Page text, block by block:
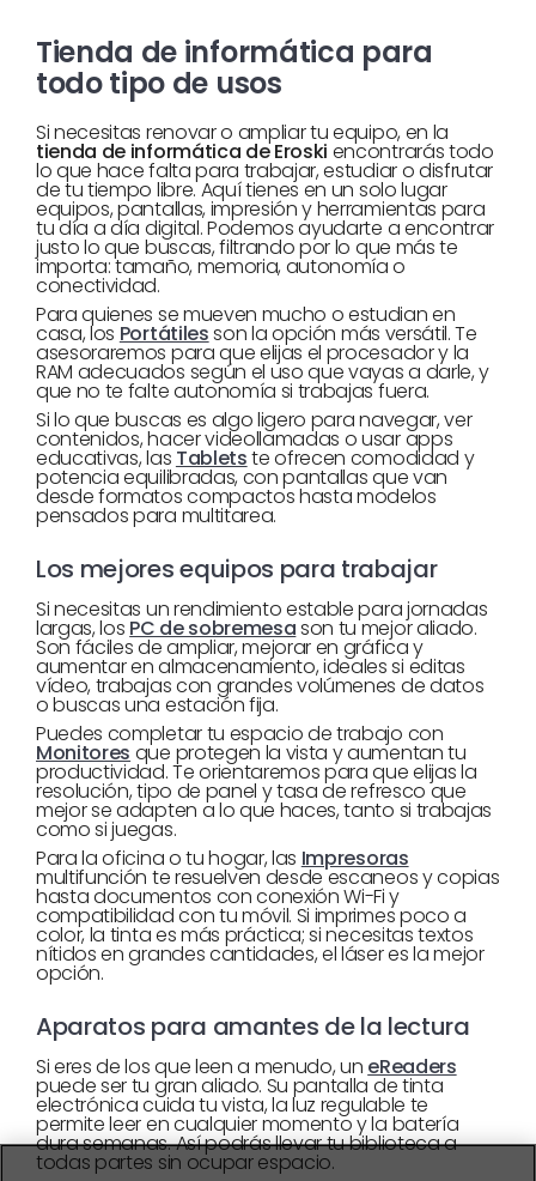
Tienda de informática para
todo tipo de usos
Si necesitas renovar o ampliar tu equipo, en la
tienda de informática de Eroski encontrarás todo
lo que hace falta para trabajar, estudiar o disfrutar
de tu tiempo libre. Aquí tienes en un solo lugar
equipos, pantallas, impresión y herramientas para
tu día a día digital. Podemos ayudarte a encontrar
justo lo que buscas, filtrando por lo que más te
importa: tamaño, memoria, autonomía o
conectividad.
Para quienes se mueven mucho o estudian en
casa, los Portátilesson la opción más versátil. Te
asesoraremos para que elijas el procesador y la
RAM adecuados según el uso que vayas a darle, y
que no te falte autonomía si trabajas fuera.
Si lo que buscas es algo ligero para navegar, ver
contenidos, hacer videollamadas o usar apps
educativas, las Tabletste ofrecen comodidad y
potencia equilibradas, con pantallas que van
desde formatos compactos hasta modelos
pensados para multitarea.
Los mejores equipos para trabajar
Si necesitas un rendimiento estable para jornadas
largas, los PC de sobremesason tu mejor aliado.
Son fáciles de ampliar, mejorar en gráfica y
aumentar en almacenamiento, ideales si editas
vídeo, trabajas con grandes volúmenes de datos
o buscas una estación fija.
Puedes completar tu espacio de trabajo con
Monitores que protegen la vista y aumentan tu
productividad. Te orientaremos para que elijas la
resolución, tipo de panel y tasa de refresco que
mejor se adapten a lo que haces, tanto si trabajas
como si juegas.
Para la oficina o tu hogar, las Impresoras
multifunción te resuelven desde escaneos y copias
hasta documentos con conexión Wi-Fi y
compatibilidad con tu móvil. Si imprimes poco a
color, la tinta es más práctica; si necesitas textos
nítidos en grandes cantidades, el láser es la mejor
opción.
Aparatos para amantes de la lectura
Si eres de los que leen a menudo, un eReaders
puede ser tu gran aliado. Su pantalla de tinta
electrónica cuida tu vista, la luz regulable te
permite leer en cualquier momento y la batería
dura semanas. Así podrás llevar tu biblioteca a
todas partes sin ocupar espacio.